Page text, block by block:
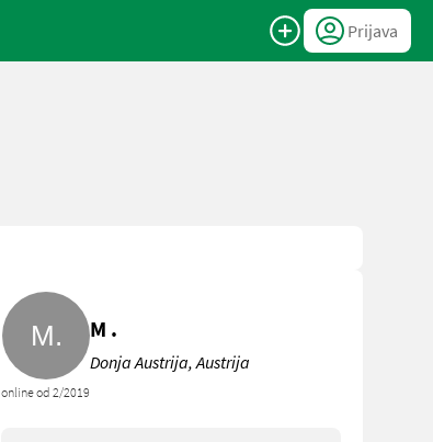
Prijava
online od 2/2019
M .
Donja Austrija, Austrija